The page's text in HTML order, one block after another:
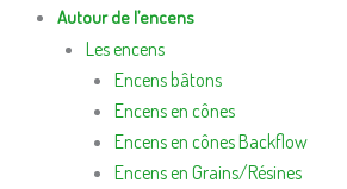
Autour de l’encens
Les encens
Encens bâtons
Encens en cônes
Encens en cônes Backflow
Encens en Grains/Résines